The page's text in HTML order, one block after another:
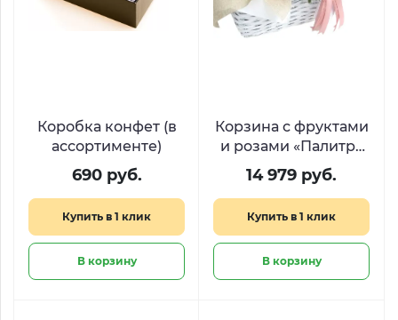
Коробка конфет (в
ассортименте)
690 руб.
Купить в 1 клик
В корзину
Корзина с фруктами
и розами «Палитра
радости»
14 979 руб.
Купить в 1 клик
В корзину